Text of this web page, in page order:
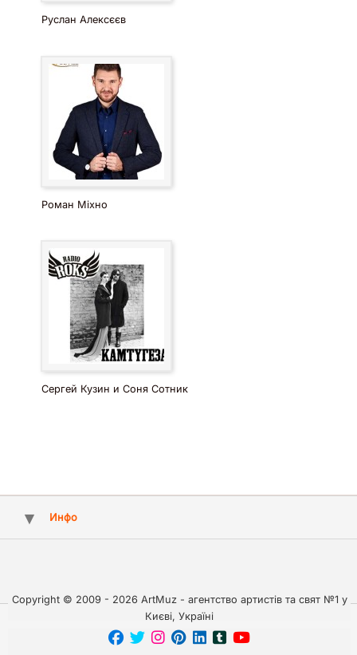
Руслан Алексєєв
Роман Міхно
Сергей Кузин и Соня Сотник
Инфо
Copyright © 2009 - 2026 ArtMuz - агентство артистів та свят №1 у
Києві, Україні